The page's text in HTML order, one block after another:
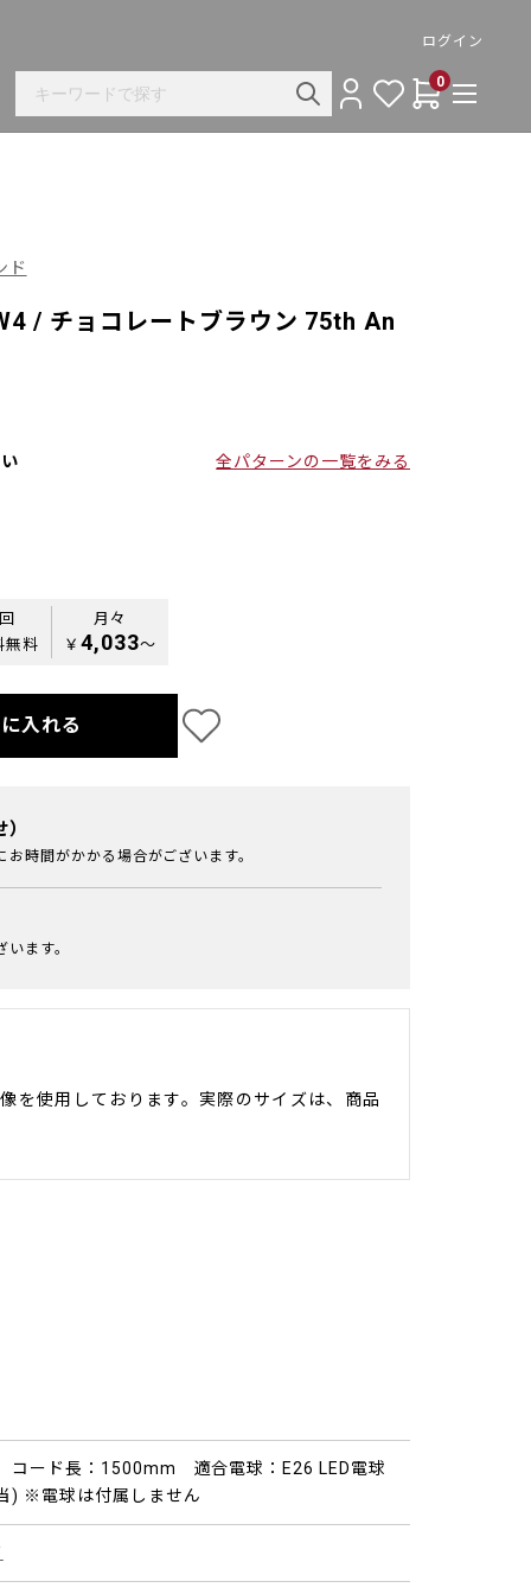
ログイン
0
ド
/ チョコレートブラウン 75th An
全パターンの一覧をみる
無料
月々
￥ 4,033〜
入れる
時間がかかる場合がございます。
ます。
を使用しております。実際のサイズは、商品
ード長：1500mm 適合電球：E26 LED電球
) ※電球は付属しません